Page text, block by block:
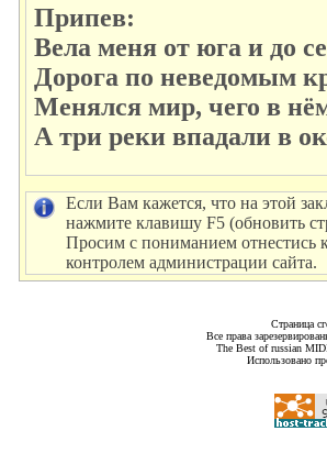
Припев:
Вела меня от юга и до
Дорога по неведомым
Менялся мир, чего в
А три реки впадали в
Если Вам кажется, что на этой
нажмите клавишу F5 (обновить
Просим с пониманием отнестись
контролем администрации сайта.
Страница
Все права
The Best of russian
Использовано